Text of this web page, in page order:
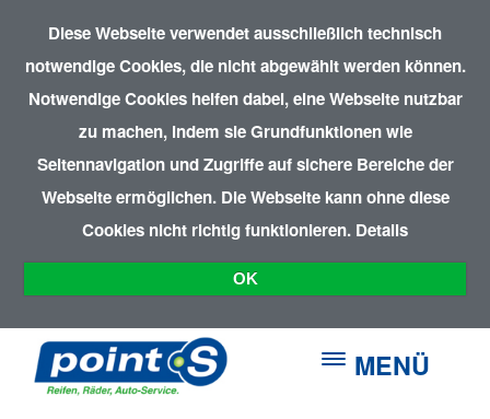
Diese Webseite verwendet ausschließlich technisch
notwendige Cookies, die nicht abgewählt werden können.
Notwendige Cookies helfen dabei, eine Webseite nutzbar
zu machen, indem sie Grundfunktionen wie
Seitennavigation und Zugriffe auf sichere Bereiche der
Webseite ermöglichen. Die Webseite kann ohne diese
Cookies nicht richtig funktionieren. Details
OK
MENÜ